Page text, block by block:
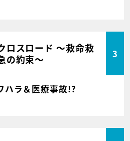
ロスロード ～救命救
の約束～
3
ラ＆医療事故!?